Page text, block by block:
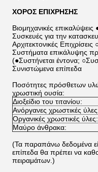
ΧΟΡΟΣ ΕΠΙΧΡΗΣΗΣ
Βιομηχανικές επικαλύψεις
Συσκευές για την
Αρχιτεκτονικές Επιχρίσεις
Συστήματα επικάλυψης
(●Συστήνεται έντονα;
Συνιστώμενα επίπεδα
Ποσότητες πρόσθετων
χρωστική ουσία:
Διοξείδιο του τιτανίου:
Ανόργανες χρωστικές
Οργανικές χρωστικές ύλες:
Μαύρο άνθρακα:
(Τα παραπάνω δεδομένα
επίπεδα θα πρέπει να
πειραμάτων.)